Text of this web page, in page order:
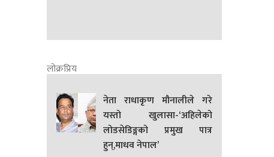
लोक्रप्रिय
नेता राधाकृण मौनालीले गरे
यस्तो खुलासा-‘अहिलेको
लोडसेडिङ्गको प्रमुख पात्र
हुन्,माधव नेपाल’